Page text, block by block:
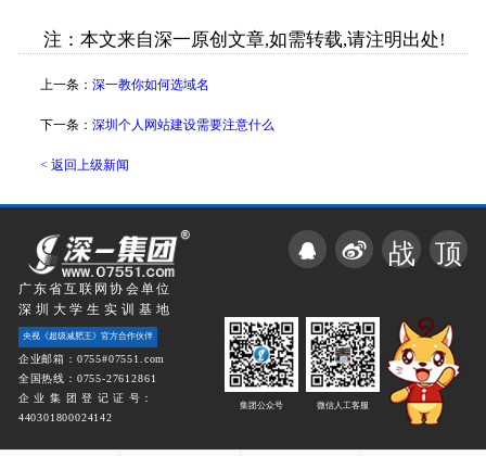
注：本文来自深一原创文章,如需转载,请注明出处!
上一条： 深一教你如何选域名
下一条： 深圳个人网站建设需要注意什么
< 返回上级新闻
广东省互联网协会单位
深圳大学生实训基地
央视《超级减肥王》官方合作伙伴
企业邮箱：0755#07551.com
全国热线：0755-27612861
企 业 集 团 登 记 证 号：
440301800024142
战 顶
集团公众号 微信人工客服